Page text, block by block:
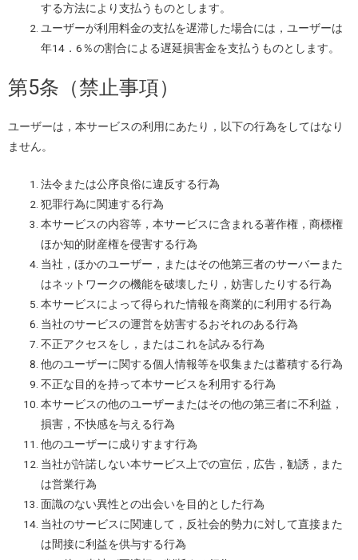
する方法により支払うものとします。
ユーザーが利用料金の支払を遅滞した場合には，ユーザーは
年14．6％の割合による遅延損害金を支払うものとします。
第5条（禁止事項）
ユーザーは，本サービスの利用にあたり，以下の行為をしてはなり
ません。
法令または公序良俗に違反する行為
犯罪行為に関連する行為
本サービスの内容等，本サービスに含まれる著作権，商標権
ほか知的財産権を侵害する行為
当社，ほかのユーザー，またはその他第三者のサーバーまた
はネットワークの機能を破壊したり，妨害したりする行為
本サービスによって得られた情報を商業的に利用する行為
当社のサービスの運営を妨害するおそれのある行為
不正アクセスをし，またはこれを試みる行為
他のユーザーに関する個人情報等を収集または蓄積する行為
不正な目的を持って本サービスを利用する行為
本サービスの他のユーザーまたはその他の第三者に不利益，
損害，不快感を与える行為
他のユーザーに成りすます行為
当社が許諾しない本サービス上での宣伝，広告，勧誘，また
は営業行為
面識のない異性との出会いを目的とした行為
当社のサービスに関連して，反社会的勢力に対して直接また
は間接に利益を供与する行為